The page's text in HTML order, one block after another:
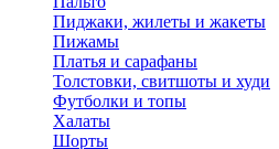
Пиджаки, жилеты и жакеты
Пижамы
Платья и сарафаны
Толстовки, свитшоты и худи
Футболки и топы
Халаты
Шорты